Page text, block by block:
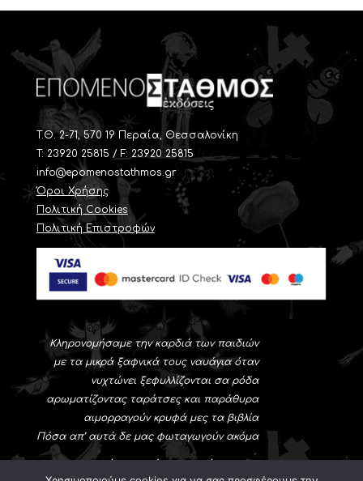
T.Θ. 2-71, 570 19 Περαία, Θεσσαλονίκη
Τ: 23920 25815 / F: 23920 25815
info@epomenostathmos.gr
Όροι Χρήσης
Πολιτική Cookies
Πολιτική Επιστροφών
Κληρονομήσαμε την καρδιά των παιδιών
με τα μικρά ξαφνικά τους ναυάγια όταν
νυχτώνει ξεφυλλίζονται σα ρόδα
αρωματίζοντας ταράτσες και παράθυρα
αιμορραγούν κρυφά μες τα βιβλία
Πόσα απ’ αυτά δε μας φωταγωγούν ακόμα
Νίκος-Αλέξης Ασλάνογλου